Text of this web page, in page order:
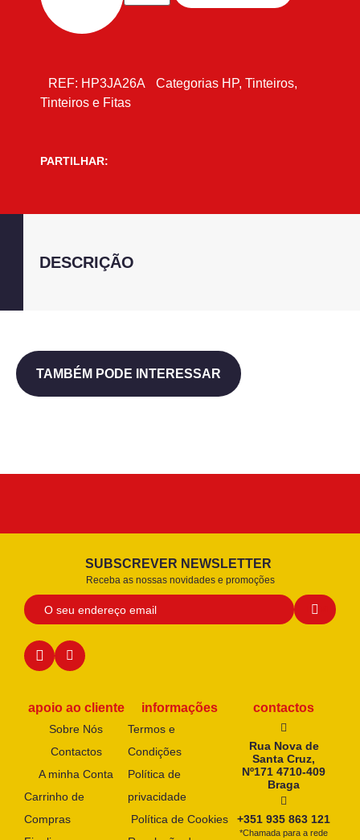
REF: HP3JA26A Categorias HP, Tinteiros,
Tinteiros e Fitas
PARTILHAR:
DESCRIÇÃO
TAMBÉM PODE INTERESSAR
SUBSCREVER NEWSLETTER
Receba as nossas novidades e promoções
apoio ao cliente
Sobre Nós
Contactos
A minha Conta
Carrinho de
Compras
informações
Termos e
Condições
Política de
privacidade
Política de Cookies
contactos
Rua Nova de
Santa Cruz,
Nº171 4710-409
Braga
+351 935 863 121
*Chamada para a rede